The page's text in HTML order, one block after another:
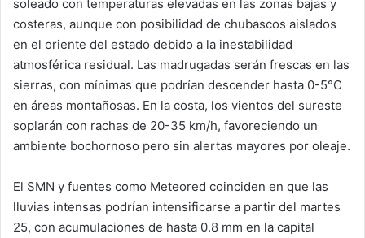
soleado con temperaturas elevadas en las zonas bajas y
costeras, aunque con posibilidad de chubascos aislados
en el oriente del estado debido a la inestabilidad
atmosférica residual. Las madrugadas serán frescas en las
sierras, con mínimas que podrían descender hasta 0-5°C
en áreas montañosas. En la costa, los vientos del sureste
soplarán con rachas de 20-35 km/h, favoreciendo un
ambiente bochornoso pero sin alertas mayores por oleaje.
El SMN y fuentes como Meteored coinciden en que las
lluvias intensas podrían intensificarse a partir del martes
25, con acumulaciones de hasta 0.8 mm en la capital